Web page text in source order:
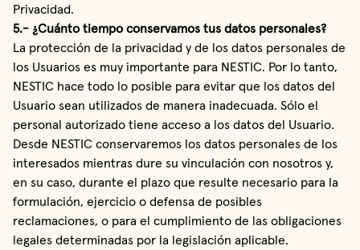
Privacidad.
5.- ¿Cuánto tiempo conservamos tus datos personales?
La protección de la privacidad y de los datos personales de
los Usuarios es muy importante para NESTIC. Por lo tanto,
NESTIC hace todo lo posible para evitar que los datos del
Usuario sean utilizados de manera inadecuada. Sólo el
personal autorizado tiene acceso a los datos del Usuario.
Desde NESTIC conservaremos los datos personales de los
interesados mientras dure su vinculación con nosotros y,
en su caso, durante el plazo que resulte necesario para la
formulación, ejercicio o defensa de posibles
reclamaciones, o para el cumplimiento de las obligaciones
legales determinadas por la legislación aplicable.